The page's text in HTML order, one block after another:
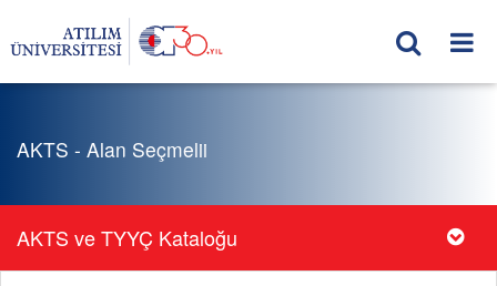
AKTS - Alan Seçmelii
AKTS ve TYYÇ Kataloğu